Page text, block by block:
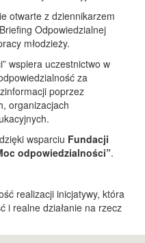
otwarte z dziennikarzem
Odpowiedzialnej
młodzieży.
wspiera uczestnictwo w
za
poprzez
organizacjach
wsparciu Fundacji
odpowiedzialności”.
realizacji inicjatywy, która
i realne działanie na rzecz